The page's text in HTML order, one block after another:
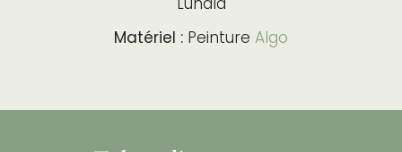
Matériel : Peinture Algo